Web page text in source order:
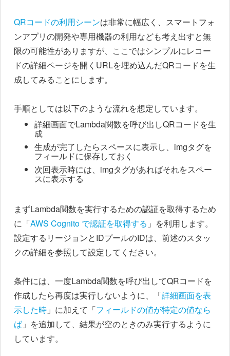
QRコードの利用シーンは非常に幅広く、スマートフォ
ンアプリの開発や専用機器の利用なども考え出すと無
限の可能性がありますが、ここではシンプルにレコー
ドの詳細ページを開くURLを埋め込んだQRコードを生
成してみることにします。
手順としては以下のような流れを想定しています。
詳細画面でLambda関数を呼び出しQRコードを生
成
生成が完了したらスペースに表示し、imgタグを
フィールドに保存しておく
次回表示時には、imgタグがあればそれをスペー
スに表示する
まずLambda関数を実行するための認証を取得するため
に「AWS Cognito で認証を取得する 」を利用します。
設定するリージョンとIDプールのIDは、前述のスタッ
クの詳細を参照して設定してください。
条件には、一度Lambda関数を呼び出してQRコードを
作成したら再度は実行しないように、「詳細画面を表
示した時 」に加えて「フィールドの値が特定の値なら
ば 」を追加して、結果が空のときのみ実行するように
しています。